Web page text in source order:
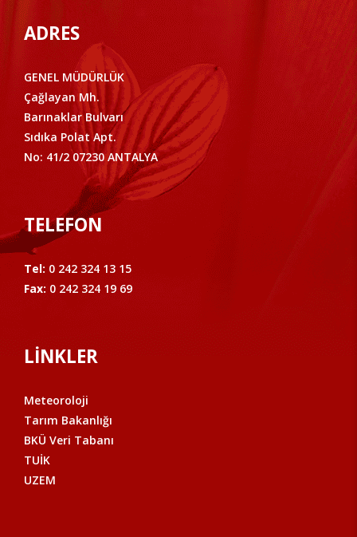
ADRES
GENEL MÜDÜRLÜK
Çağlayan Mh.
Barınaklar Bulvarı
Sıdıka Polat Apt.
No: 41/2 07230 ANTALYA
TELEFON
Tel: 0 242 324 13 15
Fax: 0 242 324 19 69
LİNKLER
Meteoroloji
Tarım Bakanlığı
BKÜ Veri Tabanı
TUİK
UZEM